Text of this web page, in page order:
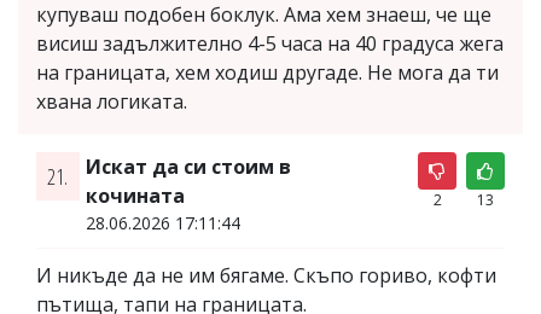
купуваш подобен боклук. Ама хем знаеш, че ще
висиш задължително 4-5 часа на 40 градуса жега
на границата, хем ходиш другаде. Не мога да ти
хвана логиката.
21.
Искат да си стоим в
кочината
28.06.2026 17:11:44
2 13
И никъде да не им бягаме. Скъпо гориво, кофти
пътища, тапи на границата.